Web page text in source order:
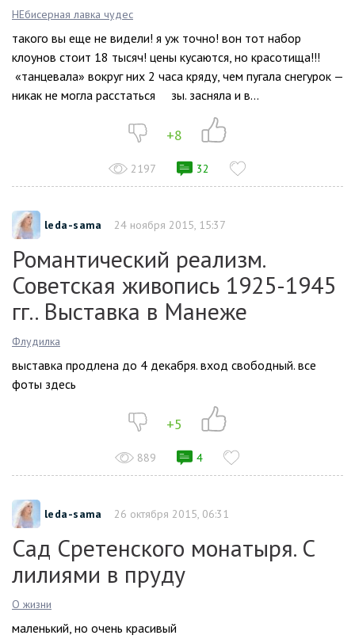
НЕбисерная лавка чудес
такого вы еще не видели! я уж точно! вон тот набор
клоунов стоит 18 тысяч! цены кусаются, но красотища!!!
«танцевала» вокруг них 2 часа кряду, чем пугала снегурок —
никак не могла расстаться зы. засняла и в...
+8
2197 32
leda-sama 24 ноября 2015, 15:37
Романтический реализм.
Советская живопись 1925-1945
гг.. Выставка в Манеже
Флудилка
выставка продлена до 4 декабря. вход свободный. все
фоты здесь
+5
889 4
leda-sama 26 октября 2015, 06:31
Сад Сретенского монатыря. С
лилиями в пруду
О жизни
маленький, но очень красивый